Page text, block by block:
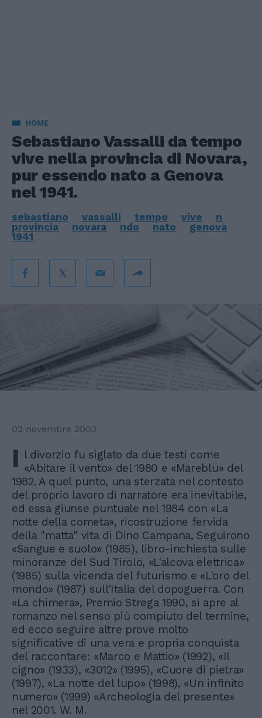
HOME
Sebastiano Vassalli da tempo
vive nella provincia di Novara,
pur essendo nato a Genova
nel 1941.
sebastiano vassalli tempo vive
n
provincia
novara ndo nato
genova
1941
02 novembre 2003
I l divorzio fu siglato da due testi come
«Abitare il vento» del 1980 e «Mareblu» del
1982. A quel punto, una sterzata nel contesto
del proprio lavoro di narratore era inevitabile,
ed essa giunse puntuale nel 1984 con «La
notte della cometa», ricostruzione fervida
della "matta" vita di Dino Campana, Seguirono
«Sangue e suolo» (1985), libro-inchiesta sulle
minoranze del Sud Tirolo, «L'alcova elettrica»
(1985) sulla vicenda del futurismo e «L'oro del
mondo» (1987) sull'Italia del dopoguerra. Con
«La chimera», Premio Strega 1990, si apre al
romanzo nel senso più compiuto del termine,
ed ecco seguire altre prove molto
significative di una vera e propria conquista
del raccontare: «Marco e Mattio» (1992), «Il
cigno» (1933), «3012» (1995), «Cuore di pietra»
(1997), «La notte del lupo» (1998), «Un infinito
numero» (1999) «Archeologia del presente»
nel 2001. W. M.